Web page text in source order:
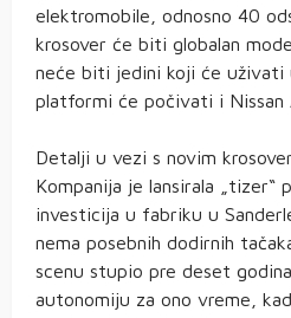
elektromobile, odnosno 40
krosover će biti globalan
neće biti jedini koji će uživati
platformi će počivati i Nissan
Detalji u vezi s novim
Kompanija je lansirala „tizer“
investicija u fabriku u
nema posebnih dodirnih
scenu stupio pre deset
autonomiju za ono vreme,